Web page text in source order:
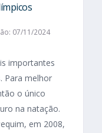
07/11/2024
importantes
Para melhor
o único
na natação.
em 2008,